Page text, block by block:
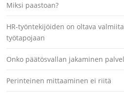
Miksi paastoan?
HR-työntekijöiden on oltava
työtapojaan
Onko päätösvallan jakaminen
Perinteinen mittaaminen ei riitä